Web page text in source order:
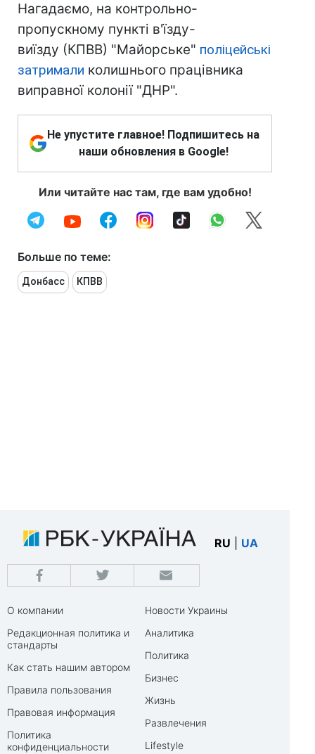
Нагадаємо, на контрольно-
пропускному пункті в'їзду-
виїзду (КПВВ) "Майорське" поліцейські
затримали колишнього працівника
виправної колонії "ДНР".
Не упустите главное! Подпишитесь на
наши обновления в Google!
Или читайте нас там, где вам удобно!
Больше по теме:
Донбасс КПВВ
RU UA
О компании
Редакционная политика и
стандарты
Как стать нашим автором
Правила пользования
Правовая информация
Политика
конфиденциальности
Новости Украины
Аналитика
Политика
Бизнес
Жизнь
Развлечения
Lifestyle